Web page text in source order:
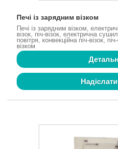
Печі із зарядним візком
Печі із зарядним візком,
візок, піч-візок, електрична
повітря, конвекційна піч-візок,
візком